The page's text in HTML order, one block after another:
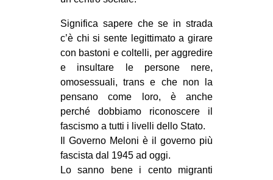
Significa sapere che se in strada
c’è chi si sente legittimato a girare
con bastoni e coltelli, per aggredire
e insultare le persone nere,
omosessuali, trans e che non la
pensano come loro, è anche
perché dobbiamo riconoscere il
fascismo a tutti i livelli dello Stato.
Il Governo Meloni è il governo più
fascista dal 1945 ad oggi.
Lo sanno bene i cento migranti